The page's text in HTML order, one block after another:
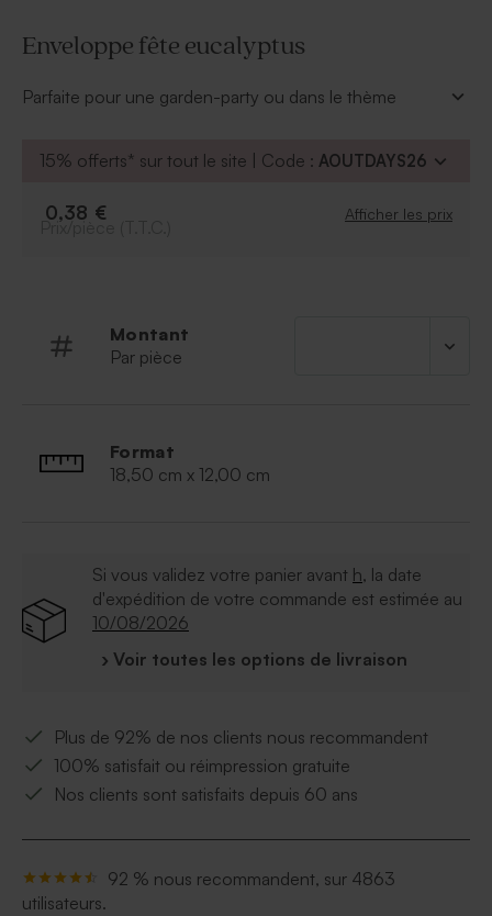
Enveloppe fête eucalyptus
Parfaite pour une garden-party ou dans le thème
À retenir :
Format
15% offerts* sur tout le site | Code : AOUTDAYS26
0,38 € Afficher les prix
Montant
Par pièce
Format
18,50 cm x 12,00 cm
Si vous validez votre panier avant h, la date
d'expédition de votre commande est estimée au
10/08/2026
› Voir toutes les options de livraison
Plus de 92% de nos clients nous recommandent
100% satisfait ou réimpression gratuite
Nos clients sont satisfaits depuis 60 ans
92 % nous recommandent, sur 4863
utilisateurs.